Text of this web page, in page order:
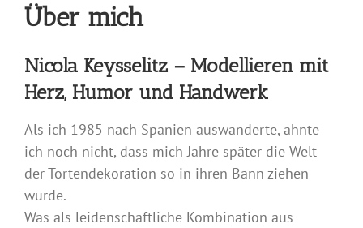
Über mich
Nicola Keysselitz – Modellieren mit
Herz, Humor und Handwerk
Als ich 1985 nach Spanien auswanderte, ahnte
ich noch nicht, dass mich Jahre später die Welt
der Tortendekoration so in ihren Bann ziehen
würde.
Was als leidenschaftliche Kombination aus